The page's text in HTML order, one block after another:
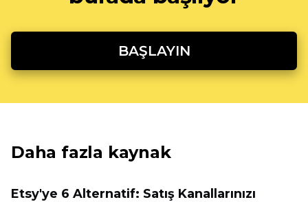
BAŞLAYIN
Daha fazla kaynak
Etsy'ye 6 Alternatif: Satış Kanallarınızı